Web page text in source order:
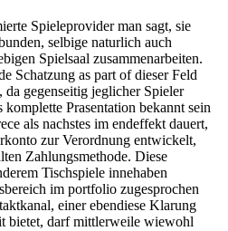
Spieleprovider man sagt, sie
selbige naturlich auch
Spielsaal zusammenarbeiten.
Schatzung as part of dieser Feld
gegenseitig jeglicher Spieler
Prasentation bekannt sein
als nachstes im endeffekt dauert,
zur Verordnung entwickelt,
Zahlungsmethode. Diese
Tischspiele innehaben
im portfolio zugesprochen
einer ebendiese Klarung
bietet, darf mittlerweile wiewohl